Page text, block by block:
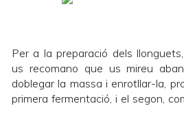
Per a la preparació dels
us recomano que us mireu
doblegar la massa i enrotllar-la,
primera fermentació, i el segon,